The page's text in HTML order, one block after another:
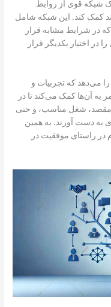
شبکه قوی از روابط
کمک کند. این شبکه شامل
در شرایط مشابه قرار
در اختیار یکدیگر قرار
می‌دهد که تجربیات و
به آن‌ها کمک می‌کند تا در
مقصد، شغل مناسب، و حتی
به دست آورند. به همین
در راستای موفقیت در